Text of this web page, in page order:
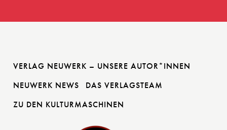
VERLAG NEUWERK – UNSERE AUTOR*INNEN
NEUWERK NEWS
DAS VERLAGSTEAM
ZU DEN KULTURMASCHINEN